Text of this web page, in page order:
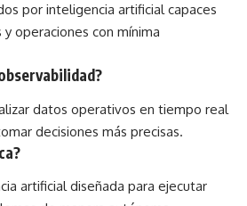
por inteligencia artificial capaces
operaciones con mínima
datos operativos en tiempo real
decisiones más precisas.
artificial diseñada para ejecutar